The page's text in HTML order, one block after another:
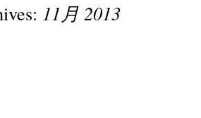
11月 2013